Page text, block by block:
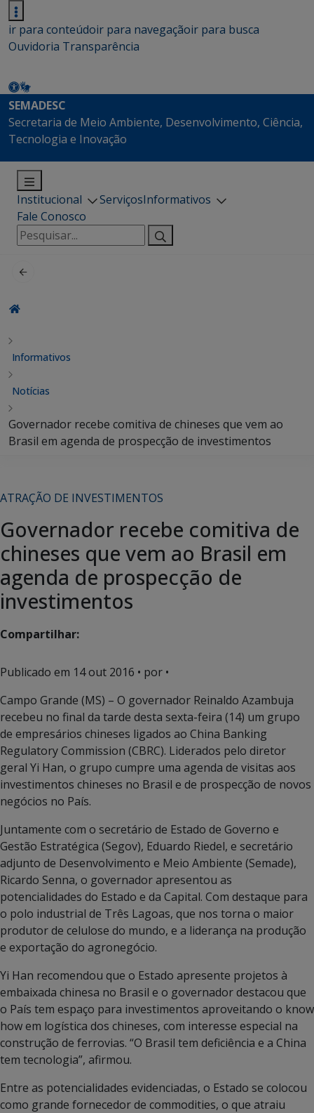
ir para conteúdoir para navegaçãoir para busca
Ouvidoria Transparência
SEMADESC
Secretaria de Meio Ambiente, Desenvolvimento, Ciência,
Tecnologia e Inovação
Institucional ServiçosInformativos
Fale Conosco
Pesquisar
por:
Informativos
Notícias
Governador recebe comitiva de chineses que vem ao
Brasil em agenda de prospecção de investimentos
ATRAÇÃO DE INVESTIMENTOS
Governador recebe comitiva de
chineses que vem ao Brasil em
agenda de prospecção de
investimentos
Compartilhar:
Publicado em 14 out 2016 • por •
Campo Grande (MS) – O governador Reinaldo Azambuja
recebeu no final da tarde desta sexta-feira (14) um grupo
de empresários chineses ligados ao China Banking
Regulatory Commission (CBRC). Liderados pelo diretor
geral Yi Han, o grupo cumpre uma agenda de visitas aos
investimentos chineses no Brasil e de prospecção de novos
negócios no País.
Juntamente com o secretário de Estado de Governo e
Gestão Estratégica (Segov), Eduardo Riedel, e secretário
adjunto de Desenvolvimento e Meio Ambiente (Semade),
Ricardo Senna, o governador apresentou as
potencialidades do Estado e da Capital. Com destaque para
o polo industrial de Três Lagoas, que nos torna o maior
produtor de celulose do mundo, e a liderança na produção
e exportação do agronegócio.
Yi Han recomendou que o Estado apresente projetos à
embaixada chinesa no Brasil e o governador destacou que
o País tem espaço para investimentos aproveitando o know
how em logística dos chineses, com interesse especial na
construção de ferrovias. “O Brasil tem deficiência e a China
tem tecnologia”, afirmou.
Entre as potencialidades evidenciadas, o Estado se colocou
como grande fornecedor de commodities, o que atraiu